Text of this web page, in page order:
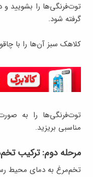
توت‌فرنگی‌ها را بشویید
گرفته شود.
کلاهک سبز آن‌ها را با
توت‌فرنگی‌ها را به
مناسبی بریزید.
مرحله دوم: ترکیب
تخم‌مرغ به دمای محیط